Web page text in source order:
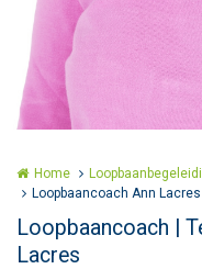
Home
Loopbaancoach Ann Lacres
Loopbaancoach |
Lacres